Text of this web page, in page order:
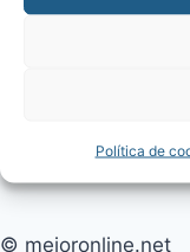
Política de
© mejoronline.net